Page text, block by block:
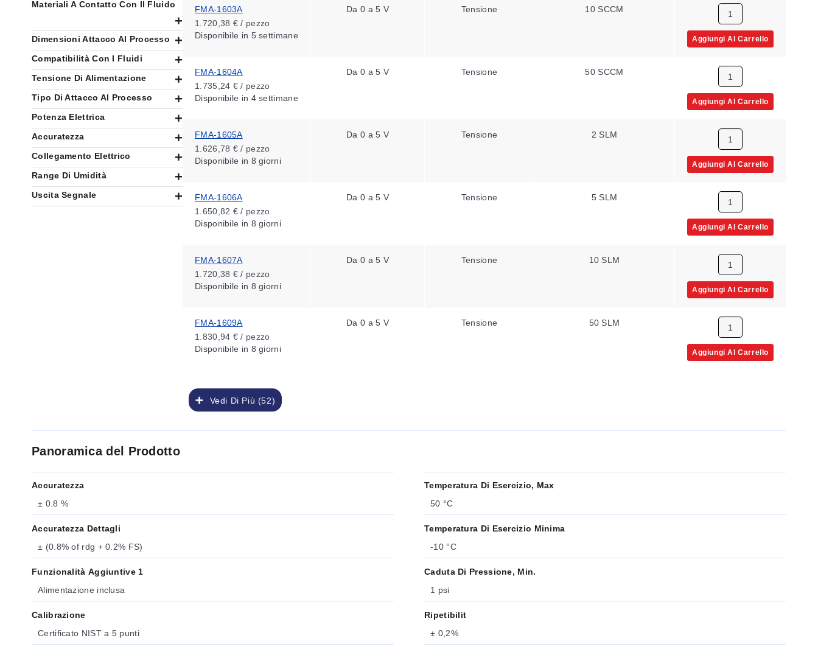
i
Materiali A Contatto Con Il Fluido
Dimensioni Attacco Al Processo
Compatibilità Con I Fluidi
Tensione Di Alimentazione
Tipo Di Attacco Al Processo
Potenza Elettrica
Accuratezza
Collegamento Elettrico
Range Di Umidità
Uscita Segnale
Vedi Di Più (52)
FMA-1603A
1.720,38 € / pezzo
Disponibile in 5 settimane
Da 0 a 5 V Tensione 10 SCCM
Aggiungi Al Carrello
FMA-1604A
1.735,24 € / pezzo
Disponibile in 4 settimane
Da 0 a 5 V Tensione 50 SCCM
Aggiungi Al Carrello
FMA-1605A
1.626,78 € / pezzo
Disponibile in 8 giorni
Da 0 a 5 V Tensione 2 SLM
Aggiungi Al Carrello
FMA-1606A
1.650,82 € / pezzo
Disponibile in 8 giorni
Da 0 a 5 V Tensione 5 SLM
Aggiungi Al Carrello
FMA-1607A
1.720,38 € / pezzo
Disponibile in 8 giorni
Da 0 a 5 V Tensione 10 SLM
Aggiungi Al Carrello
FMA-1609A
1.830,94 € / pezzo
Disponibile in 8 giorni
Da 0 a 5 V Tensione 50 SLM
Aggiungi Al Carrello
Panoramica del Prodotto
Accuratezza
± 0.8 %
Accuratezza Dettagli
± (0.8% of rdg + 0.2% FS)
Funzionalità Aggiuntive 1
Alimentazione inclusa
Calibrazione
Certificato NIST a 5 punti
Temperatura Di Esercizio, Max
50 °C
Temperatura Di Esercizio Minima
-10 °C
Caduta Di Pressione, Min.
1 psi
Ripetibilit
± 0,2%